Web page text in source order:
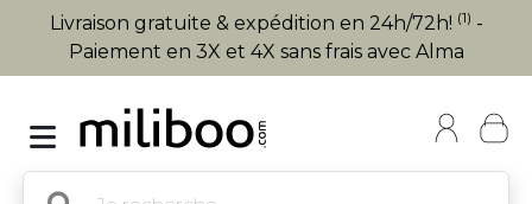
Livraison gratuite & expédition en 24h/72h! (1) -
Paiement en 3X et 4X sans frais avec Alma